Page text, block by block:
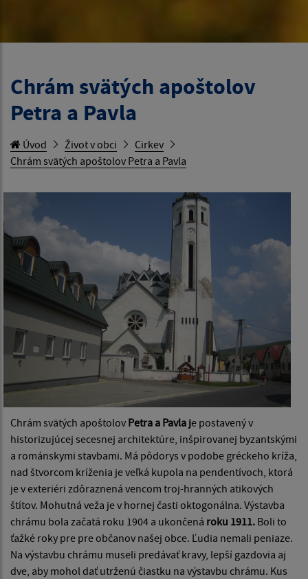
Chrám svätých apoštolov
Petra a Pavla
Úvod Život v obci
Cirkev
Chrám svätých apoštolov Petra a Pavla
Chrám svätých apoštolov Petra a Pavla je postavený v
historizujú­cej secesnej architektúre, inšpirovanej byzantskými
a románskymi stavba­mi. Má pôdorys v podobe gréckeho kríža,
nad štvorcom kríženia je veľ­ká kupola na pendentívoch, ktorá
je v exteriéri zdôraznená vencom troj-hranných atikových
štítov. Mohutná veža je v hornej časti oktogonálna. Výstavba
chrámu bola začatá roku 1904 a ukončená roku 1911. Boli to
ťažké roky pre pre občanov našej obce. Ľudia nemali peniaze.
Na výstav­bu chrámu museli predávať kravy, lepší gazdovia aj
dve, aby mohol dať utrženú čiastku na výstavbu chrámu. Kus